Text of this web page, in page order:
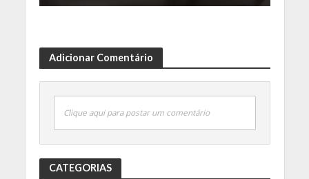
Adicionar Comentário
Clique aqui para postar um comentário
CATEGORIAS